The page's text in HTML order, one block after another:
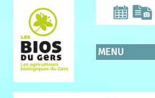
contenu
principal
MENU